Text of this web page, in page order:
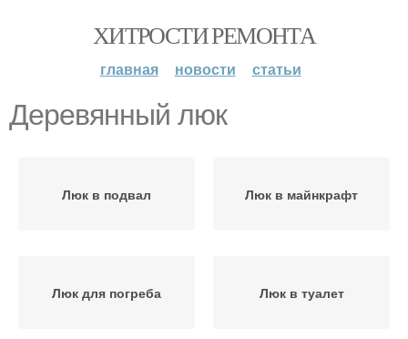
ХИТРОСТИ РЕМОНТА
главная новости статьи
Деревянный люк
Люк в подвал Люк в майнкрафт
Люк для погреба Люк в туалет